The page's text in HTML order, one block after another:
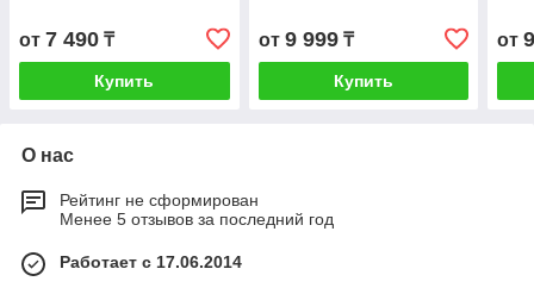
от 7 490 ₸
Купить
от 9 999₸
Купить
от
О нас
Рейтинг не сформирован
Менее 5 отзывов за последний год
Работает с 17.06.2014